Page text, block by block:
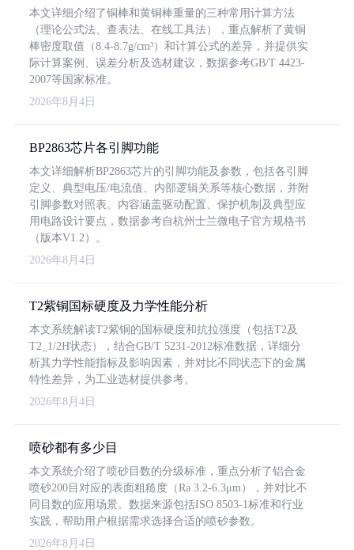
本文详细介绍了铜棒和黄铜棒重量的三种常用计算方法
（理论公式法、查表法、在线工具法），重点解析了黄铜
棒密度取值（8.4-8.7g/cm³）和计算公式的差异，并提供实
际计算案例、误差分析及选材建议，数据参考GB/T 4423-
2007等国家标准。
2026年8月4日
BP2863芯片各引脚功能
本文详细解析BP2863芯片的引脚功能及参数，包括各引脚
定义、典型电压/电流值、内部逻辑关系等核心数据，并附
引脚参数对照表。内容涵盖驱动配置、保护机制及典型应
用电路设计要点，数据参考自杭州士兰微电子官方规格书
（版本V1.2）。
2026年8月4日
T2紫铜国标硬度及力学性能分析
本文系统解读T2紫铜的国标硬度和抗拉强度（包括T2及
T2_1/2H状态），结合GB/T 5231-2012标准数据，详细分
析其力学性能指标及影响因素，并对比不同状态下的金属
特性差异，为工业选材提供参考。
2026年8月4日
喷砂都有多少目
本文系统介绍了喷砂目数的分级标准，重点分析了铝合金
喷砂200目对应的表面粗糙度（Ra 3.2-6.3μm），并对比不
同目数的应用场景。数据来源包括ISO 8503-1标准和行业
实践，帮助用户根据需求选择合适的喷砂参数。
2026年8月4日